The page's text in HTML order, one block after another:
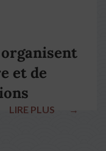
et de
LIRE PLUS →